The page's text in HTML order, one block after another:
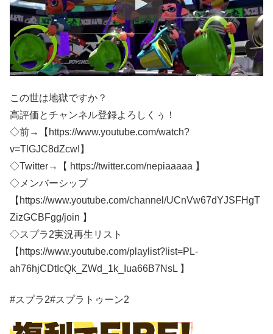
この世は地獄ですか？
高評価とチャンネル登録よろしくぅ！
◇前→【https://www.youtube.com/watch?
v=TlGJC8dZcwI】
◇Twitter→【 https://twitter.com/nepiaaaaa 】
◇メンバーシップ
【https://www.youtube.com/channel/UCnVw67dYJSFHgT
ZizGCBFgg/join 】
◇スプラ2実況再生リスト
【https://www.youtube.com/playlist?list=PL-
ah76hjCDtIcQk_ZWd_1k_Iua66B7NsL 】
#スプラ2#スプラトゥーン2